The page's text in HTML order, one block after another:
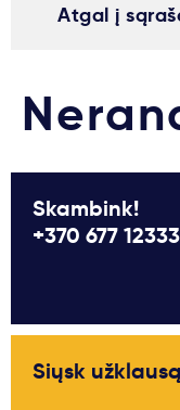
Atgal į
Skambink!
+370 677 12333
Siųsk užklausą